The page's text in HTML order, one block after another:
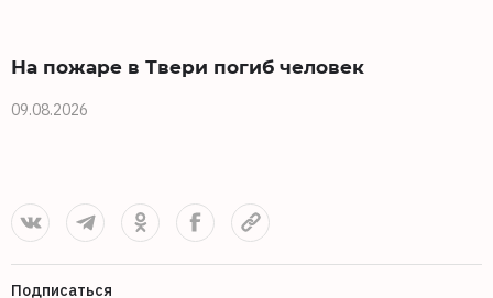
На пожаре в Твери погиб человек
09.08.2026
Подписаться